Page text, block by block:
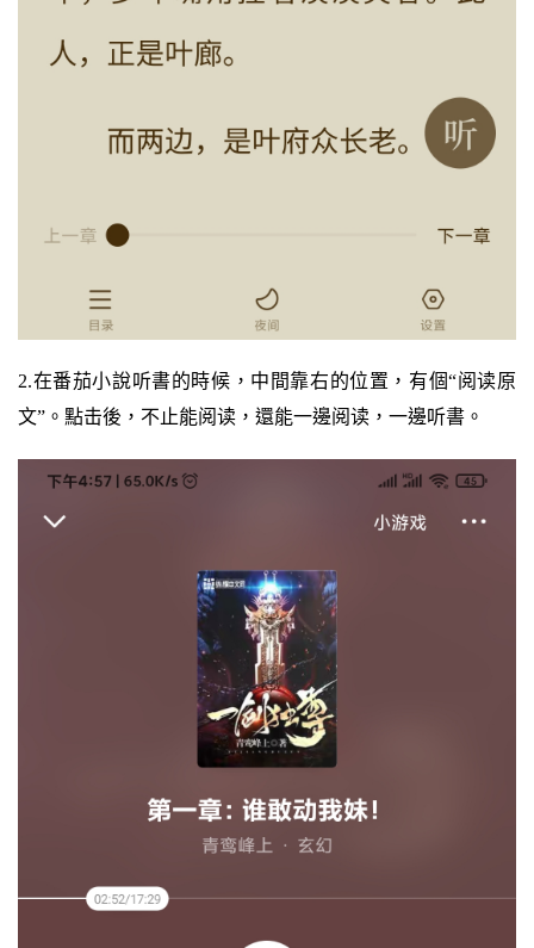
2.在番茄小說听書的時候，中間靠右的位置，有個“阅读原
文”。點击後，不止能阅读，還能一邊阅读，一邊听書。